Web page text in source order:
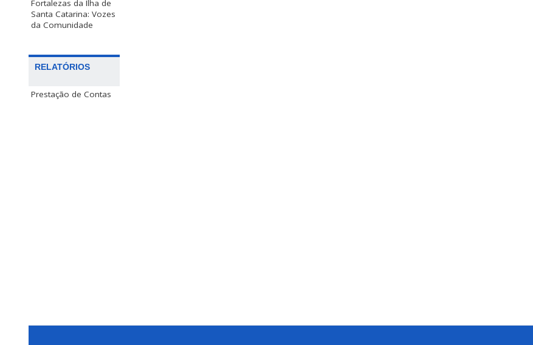
Fortalezas da Ilha de
Santa Catarina: Vozes
da Comunidade
RELATÓRIOS
Prestação de Contas